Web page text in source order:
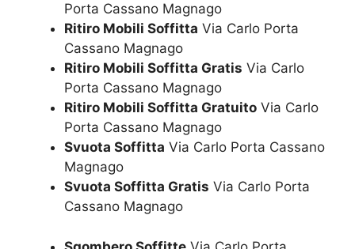
Porta Cassano Magnago
Ritiro Mobili Soffitta Via Carlo Porta
Cassano Magnago
Ritiro Mobili Soffitta Gratis Via Carlo
Porta Cassano Magnago
Ritiro Mobili Soffitta Gratuito Via Carlo
Porta Cassano Magnago
Svuota Soffitta Via Carlo Porta Cassano
Magnago
Svuota Soffitta Gratis Via Carlo Porta
Cassano Magnago